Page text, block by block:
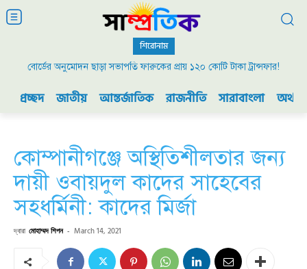
শিরোনাম
বোর্ডের অনুমোদন ছাড়া সভাপতি ফারুকের প্রায় ১২০ কোটি টাকা ট্রান্সফার!
প্রচ্ছদ জাতীয় আন্তর্জাতিক রাজনীতি সারাবাংলা
কোম্পানীগঞ্জে অস্থিতিশীলতার জন্য
দায়ী ওবায়দুল কাদের সাহেবের
সহধর্মিনী: কাদের মির্জা
দ্বারা মোহাম্মদ শিপন - March 14, 2021